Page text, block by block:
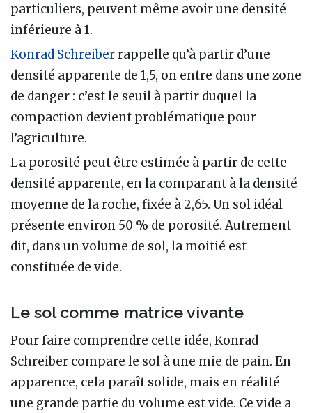
particuliers, peuvent même avoir une densité
inférieure à 1.
Konrad Schreiberrappelle qu’à partir d’une
densité apparente de 1,5, on entre dans une zone
de danger : c’est le seuil à partir duquel la
compaction devient problématique pour
l’agriculture.
La porosité peut être estimée à partir de cette
densité apparente, en la comparant à la densité
moyenne de la roche, fixée à 2,65. Un sol idéal
présente environ 50 % de porosité. Autrement
dit, dans un volume de sol, la moitié est
constituée de vide.
Le sol comme matrice vivante
Pour faire comprendre cette idée, Konrad
Schreiber compare le sol à une mie de pain. En
apparence, cela paraît solide, mais en réalité
une grande partie du volume est vide. Ce vide a